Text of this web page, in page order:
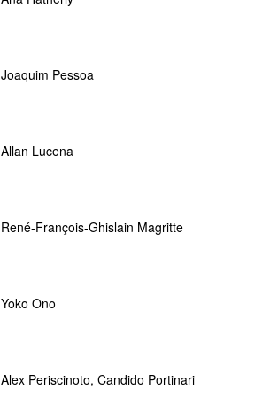
Joaquim Pessoa
Allan Lucena
René-François-Ghislain Magritte
Yoko Ono
Alex Periscinoto, Candido Portinari